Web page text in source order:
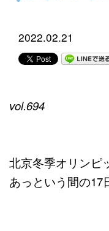
2022.02.21
vol.694
北京冬季オリンピ
あっという間の17